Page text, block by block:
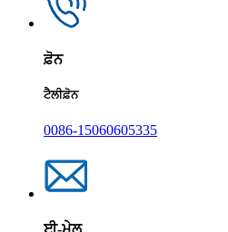
ਫ਼ੋਨ
ਟੈਲੀਫ਼ੋਨ
0086-15060605335